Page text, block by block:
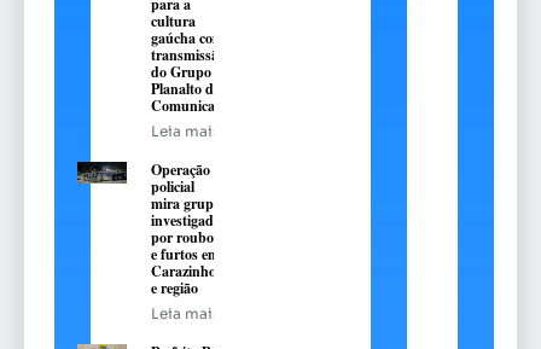
cultura
gaúcha com
transmissão
do Grupo
Planalto de
Comunicação
Leia mais
Operação
policial
mira grupo
investigado
por roubos
e furtos em
Carazinho
e região
Leia mais